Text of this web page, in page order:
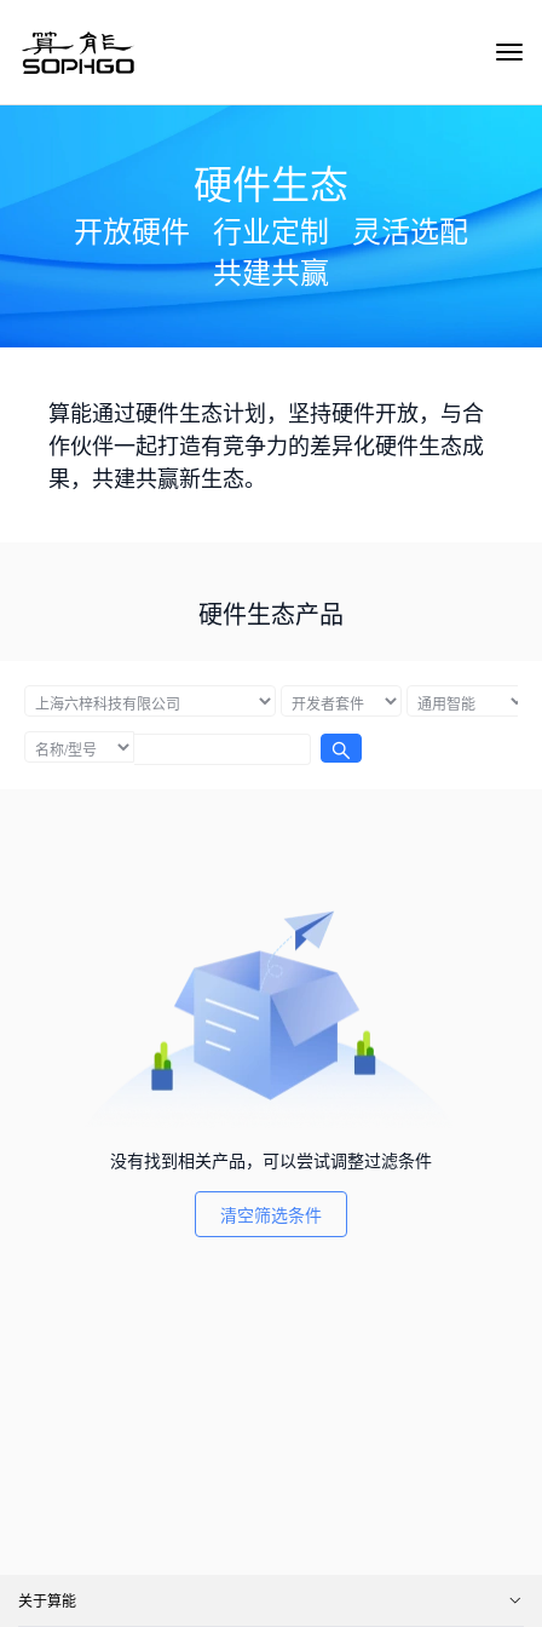
硬件生态
开放硬件 行业定制
灵活选配
共建共赢
算能通过硬件生态计划，坚持硬件开放，与合
作伙伴一起打造有竞争力的差异化硬件生态成
果，共建共赢新生态。
硬件生态产品
没有找到相关产品，可以尝试调整过滤条件
清空筛选条件
关于算能